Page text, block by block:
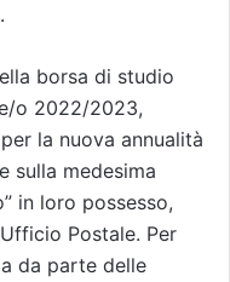
borsa di studio
o 2022/2023,
la nuova annualità
sulla medesima
in loro possesso,
Postale. Per
da parte delle